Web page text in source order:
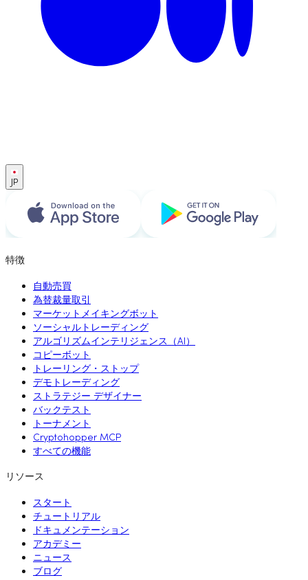
JP
特徴
自動売買
為替裁量取引
マーケットメイキングボット
ソーシャルトレーディング
アルゴリズムインテリジェンス（AI）
コピーボット
トレーリング・ストップ
デモトレーディング
ストラテジー デザイナー
バックテスト
トーナメント
Cryptohopper MCP
すべての機能
リソース
スタート
チュートリアル
ドキュメンテーション
アカデミー
ニュース
ブログ